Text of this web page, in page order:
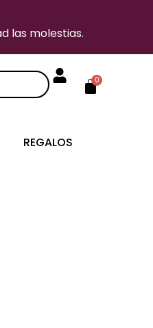
las molestias.
0
Carrito
REGALOS